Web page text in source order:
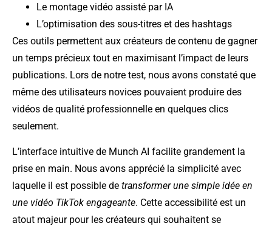
Le montage vidéo assisté par IA
L’optimisation des sous-titres et des hashtags
Ces outils permettent aux créateurs de contenu de gagner
un temps précieux tout en maximisant l’impact de leurs
publications. Lors de notre test, nous avons constaté que
même des utilisateurs novices pouvaient produire des
vidéos de qualité professionnelle en quelques clics
seulement.
L’interface intuitive de Munch AI facilite grandement la
prise en main. Nous avons apprécié la simplicité avec
laquelle il est possible de transformer une simple idée en
une vidéo TikTok engageante. Cette accessibilité est un
atout majeur pour les créateurs qui souhaitent se